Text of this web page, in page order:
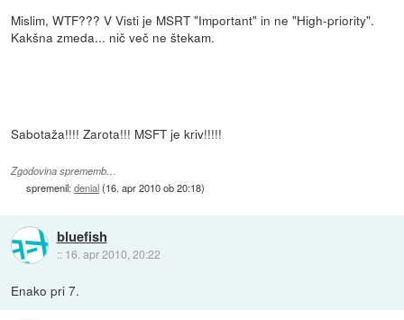
Mislim, WTF??? V Visti je MSRT "Important" in ne "High-priority".
Kakšna zmeda... nič več ne štekam.
Sabotaža!!!! Zarota!!! MSFT je kriv!!!!!
Zgodovina sprememb…
spremenil:denial(16. apr 2010 ob 20:18)
bluefish
:: 16. apr 2010, 20:22
Enako pri 7.